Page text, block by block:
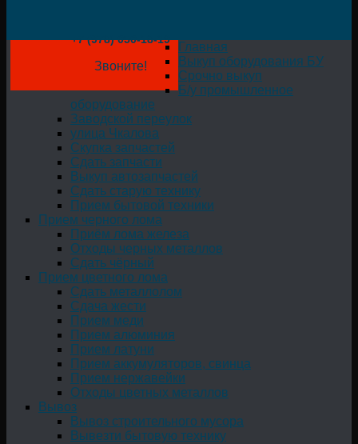
+7 (978) 050-18-19
Звоните!
Главная
Выкуп оборудования БУ
Срочно выкуп
Б/у промышленное
оборудование
Заводской переулок
улица Чкалова
Скупка запчастей
Сдать запчасти
Выкуп автозапчастей
Сдать старую технику
Прием бытовой техники
Прием черного лома
Приём лома железа
Отходы черных металлов
Сдать чёрный
Прием цветного лома
Сдать металлолом
Сдача жести
Прием меди
Прием алюминия
Прием латуни
Прием аккумуляторов, свинца
Прием нержавейки
Отходы цветных металлов
Вывоз
Вывоз строительного мусора
Вывезти бытовую технику